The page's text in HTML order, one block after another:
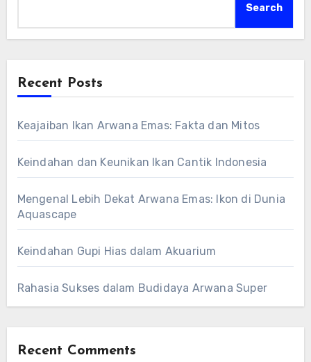
Search
Recent Posts
Keajaiban Ikan Arwana Emas: Fakta dan Mitos
Keindahan dan Keunikan Ikan Cantik Indonesia
Mengenal Lebih Dekat Arwana Emas: Ikon di Dunia
Aquascape
Keindahan Gupi Hias dalam Akuarium
Rahasia Sukses dalam Budidaya Arwana Super
Recent Comments